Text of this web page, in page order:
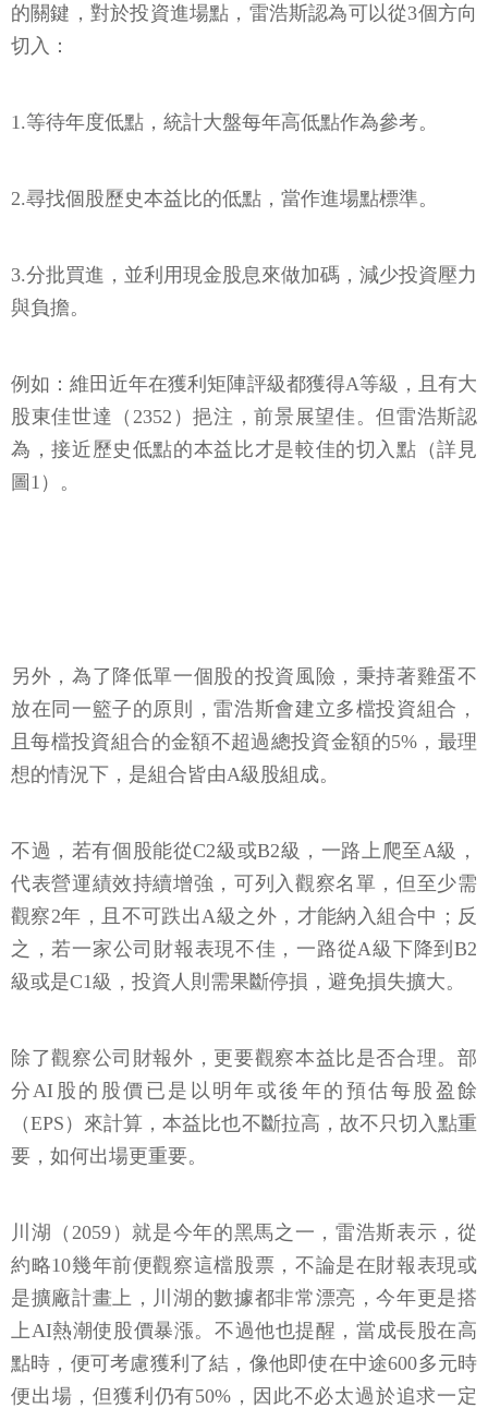
的關鍵，對於投資進場點，雷浩斯認為可以從3個方向
切入：
1.等待年度低點，統計大盤每年高低點作為參考。
2.尋找個股歷史本益比的低點，當作進場點標準。
3.分批買進，並利用現金股息來做加碼，減少投資壓力
與負擔。
例如：維田近年在獲利矩陣評級都獲得A等級，且有大
股東佳世達（2352）挹注，前景展望佳。但雷浩斯認
為，接近歷史低點的本益比才是較佳的切入點（詳見
圖1）。
另外，為了降低單一個股的投資風險，秉持著雞蛋不
放在同一籃子的原則，雷浩斯會建立多檔投資組合，
且每檔投資組合的金額不超過總投資金額的5%，最理
想的情況下，是組合皆由A級股組成。
不過，若有個股能從C2級或B2級，一路上爬至A級，
代表營運績效持續增強，可列入觀察名單，但至少需
觀察2年，且不可跌出A級之外，才能納入組合中；反
之，若一家公司財報表現不佳，一路從A級下降到B2
級或是C1級，投資人則需果斷停損，避免損失擴大。
除了觀察公司財報外，更要觀察本益比是否合理。部
分AI股的股價已是以明年或後年的預估每股盈餘
（EPS）來計算，本益比也不斷拉高，故不只切入點重
要，如何出場更重要。
川湖（2059）就是今年的黑馬之一，雷浩斯表示，從
約略10幾年前便觀察這檔股票，不論是在財報表現或
是擴廠計畫上，川湖的數據都非常漂亮，今年更是搭
上AI熱潮使股價暴漲。不過他也提醒，當成長股在高
點時，便可考慮獲利了結，像他即使在中途600多元時
便出場，但獲利仍有50%，因此不必太過於追求一定